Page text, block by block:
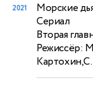
2021 Морские
Сериал
Вторая
Режиссёр: